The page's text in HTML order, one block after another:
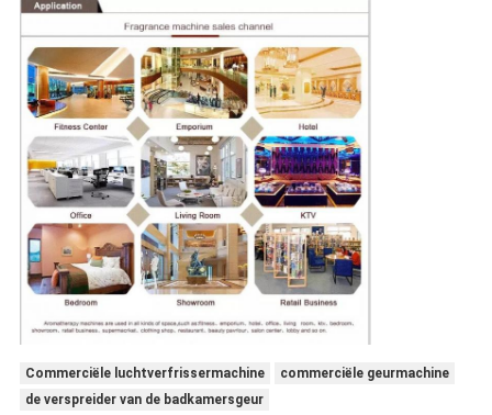
Commerciële luchtverfrissermachine
commerciële geurmachine
de verspreider van de badkamersgeur